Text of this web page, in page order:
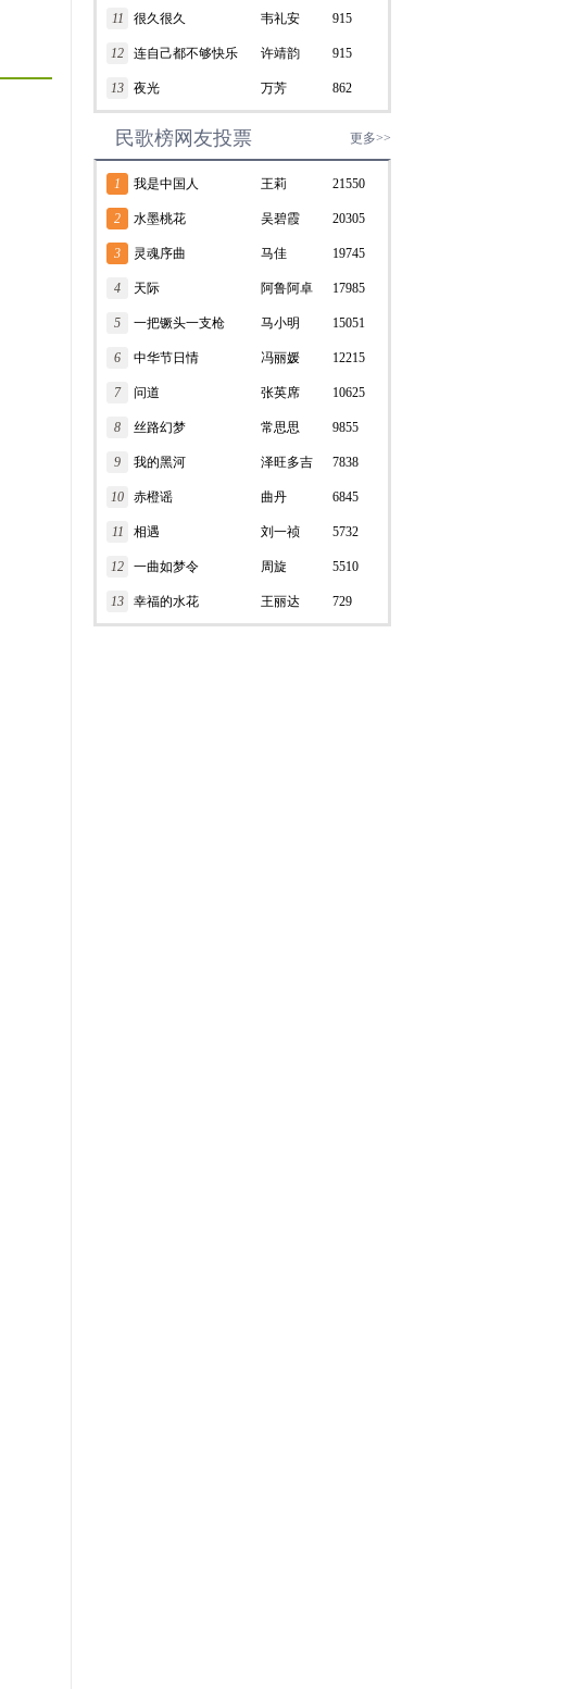
11 很久很久 韦礼安 915
12 连自己都不够快乐 许靖韵 915
13 夜光 万芳 862
民歌榜网友投票 更多>>
1 我是中国人 王莉 21550
2 水墨桃花 吴碧霞 20305
3 灵魂序曲 马佳 19745
4 天际 阿鲁阿卓 17985
5 一把镢头一支枪 马小明 15051
6 中华节日情 冯丽媛 12215
7 问道 张英席 10625
8 丝路幻梦 常思思 9855
9 我的黑河 泽旺多吉 7838
10 赤橙谣 曲丹 6845
11 相遇 刘一祯 5732
12 一曲如梦令 周旋 5510
13 幸福的水花 王丽达 729